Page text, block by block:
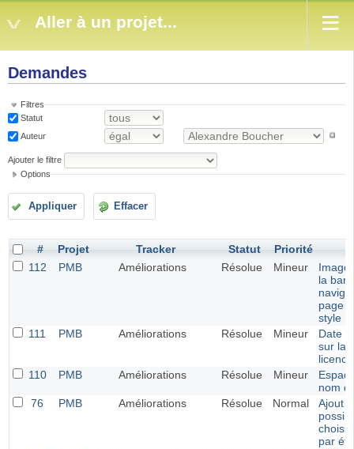
Aller à un projet...
Demandes
Filtres
Statut
Auteur
Ajouter le filtre
Options
Appliquer Effacer
# Projet Tracker Statut
Priorité
112
PMB Améliorations Résolue Mineur
Image
la
page
style
111
PMB Améliorations Résolue Mineur
Date
sur la
licence
110
PMB Améliorations Résolue Mineur
nom
76
PMB Améliorations Résolue Normal
Ajout
choisir
par